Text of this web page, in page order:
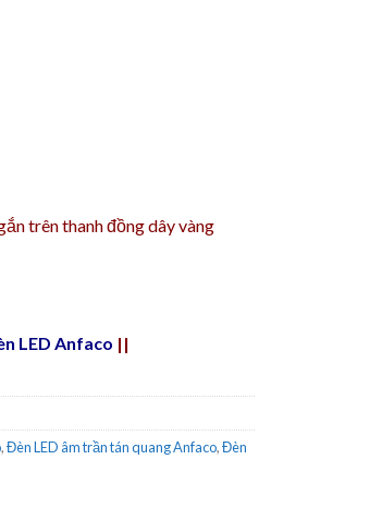
trên thanh đồng dây vàng
LED Anfaco ||
,Đèn LED âm trần tán quang Anfaco,Đèn